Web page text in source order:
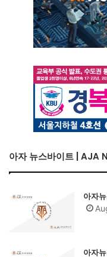
아자 뉴스바이트 |
아자
아자